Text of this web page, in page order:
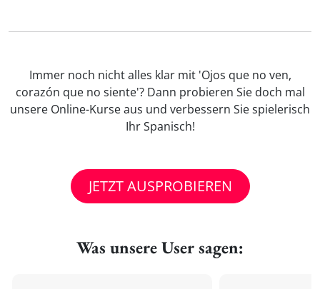
Immer noch nicht alles klar mit 'Ojos que no ven,
corazón que no siente'? Dann probieren Sie doch mal
unsere Online-Kurse aus und verbessern Sie spielerisch
Ihr Spanisch!
JETZT AUSPROBIEREN
Was unsere User sagen: